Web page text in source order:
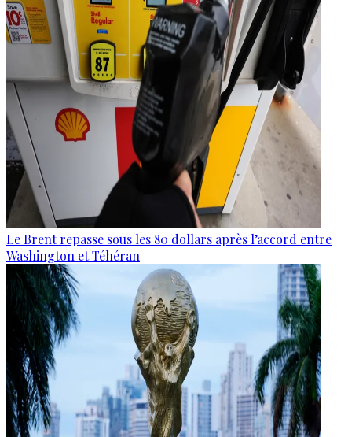
Le Brent repasse sous les 80 dollars après l’accord entre
Washington et Téhéran